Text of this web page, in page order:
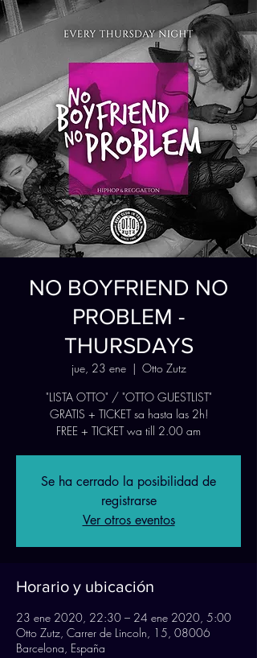
NO BOYFRIEND NO
PROBLEM -
THURSDAYS
jue, 23 ene
  |
Otto Zutz
"LISTA OTTO" / "OTTO GUESTLIST"
GRATIS + TICKET sa hasta las 2h!
FREE + TICKET wa till 2.00 am
Se ha cerrado la posibilidad de
registrarse
Ver otros eventos
Horario y ubicación
23 ene 2020, 22:30 – 24 ene 2020, 5:00
Otto Zutz, Carrer de Lincoln, 15, 08006
Barcelona, España